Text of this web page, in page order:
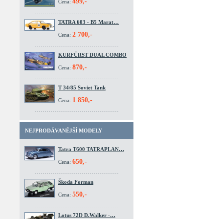
Cena:
TATRA 603 - B5 Marat…
Cena: 2 700,-
KURFÜRST DUAL COMBO
Cena: 870,-
T 34/85 Soviet Tank
Cena: 1 850,-
NEJPRODÁVANĚJŠÍ MODELY
Tatra T600 TATRAPLAN…
Cena: 650,-
Škoda Forman
Cena: 550,-
Lotus 72D D.Walker -…